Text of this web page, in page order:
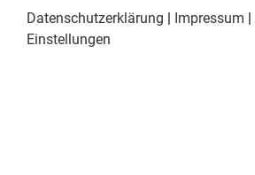
Datenschutzerklärung Impressum
Einstellungen